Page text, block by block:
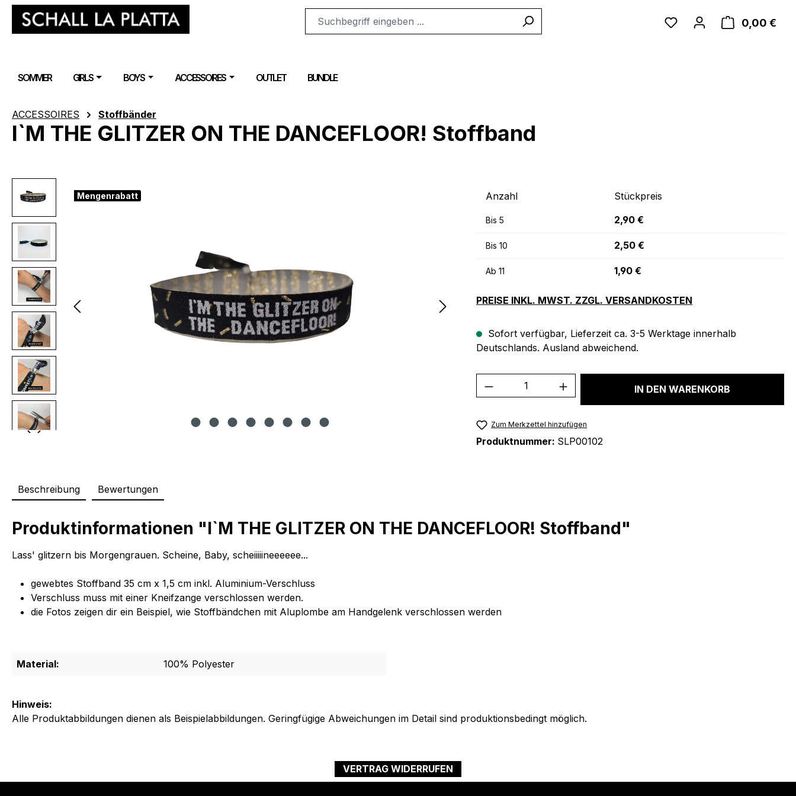
Hauptinhalt springen
Zur Suche springen
Zur Hauptnavigation springen
0,00 €
SOMMER GIRLS BOYS ACCESSOIRES OUTLET BUNDLE
ACCESSOIRES Stoffbänder
Hinweis:
Alle Produktabbildungen dienen als Beispielabbildungen. Geringfügige Abweichungen im Detail sind produktionsbedingt möglich.
I`M THE GLITZER ON THE DANCEFLOOR! Stoffband
Mengenrabatt Anzahl Stückpreis
Bis 5 2,90 €
Bis 10 2,50 €
Ab 11 1,90 €
PREISE INKL. MWST. ZZGL. VERSANDKOSTEN
Sofort verfügbar, Lieferzeit ca. 3-5 Werktage innerhalb
Deutschlands. Ausland abweichend.
Produkt Anzahl: Gib den gewünschten Wert
IN DEN WARENKORB
Zum Merkzettel hinzufügen
Produktnummer: SLP00102
Beschreibung Bewertungen
Produktinformationen "I`M THE GLITZER ON THE DANCEFLOOR! Stoffband"
Lass' glitzern bis Morgengrauen. Scheine, Baby, scheiiiiineeeeee...
gewebtes Stoffband 35 cm x 1,5 cm inkl. Aluminium-Verschluss
Verschluss muss mit einer Kneifzange verschlossen werden.
die Fotos zeigen dir ein Beispiel, wie Stoffbändchen mit Aluplombe am Handgelenk verschlossen werden
Material: 100% Polyester
VERTRAG WIDERRUFEN